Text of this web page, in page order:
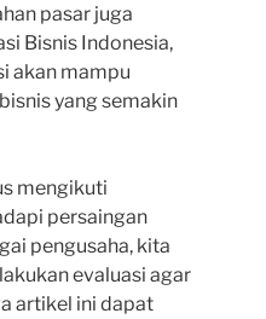
pasar juga
Bisnis Indonesia,
akan mampu
yang semakin
mengikuti
persaingan
pengusaha, kita
evaluasi agar
artikel ini dapat